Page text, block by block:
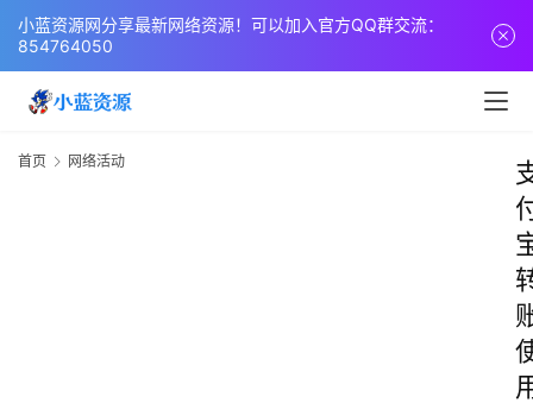
小蓝资源网分享最新网络资源！可以加入官方QQ群交流：
854764050
首页 网络活动